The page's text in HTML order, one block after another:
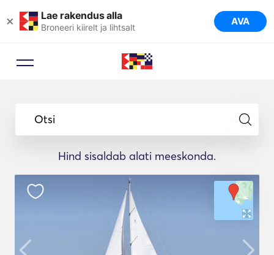
× Lae rakendus alla
Broneeri kiirelt ja lihtsalt AVA
Otsi
Hind sisaldab alati meeskonda.